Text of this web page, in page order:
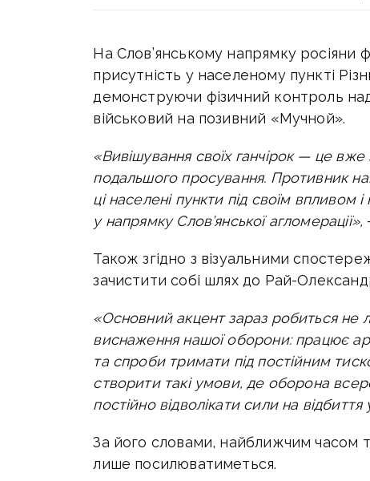
На Слов’янському напрямку росіяни
присутність у населеному пункті
демонструючи фізичний контроль
військовий на позивний «Мучной».
«Вивішування своїх ганчірок — це
подальшого просування. Противник
ці населені пункти під своїм
у напрямку Слов’янської агломерації»,
Також згідно з візуальними
зачистити собі шлях до Рай-
«Основний акцент зараз робиться не
виснаження нашої оборони: працює
та спроби тримати під постійним
створити такі умови, де оборона
постійно відволікати сили на
За його словами, найближчим часом
лише посилюватиметься.